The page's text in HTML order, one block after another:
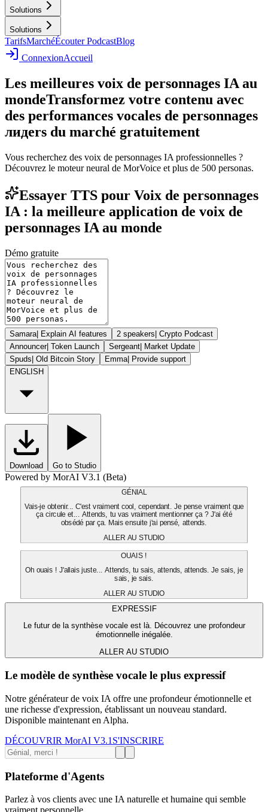
Solutions
Solutions
TarifsMarchéÉcouter PodcastBlog
ConnexionAccueil
Les meilleures voix de personnages IA au
mondeTransformez votre contenu avec
des performances vocales de personnages
лидеrs du marché gratuitement
Vous recherchez des voix de personnages IA professionnelles ?
Découvrez le moteur neural de MorVoice et plus de 500 personas.
Essayer TTS pour Voix de personnages
IA : la meilleure application de voix de
personnages IA au monde
Démo gratuite
Samara| Explain AI features 2 speakers| Crypto Podcast
Announcer| Token Launch Sergeant| Market Update
Spuds| Old Bitcoin Story Emma| Provide support
ENGLISH
Download Go to Studio
Powered by MorAI V3.1 (Beta)
GÉNIAL
Vais-je obtenir... C'est vraiment cool, cependant. Je pense vraiment que
ça circule et... Attends, tu vas vraiment mentionner ça ? J'ai été
obsédé par ça. Mais ensuite j'ai pensé, attends.
ALLER AU STUDIO
OUAIS !
Oh ouais ! J'allais juste... Attends, tu sais, attends, attends. Je sais, je
sais, je sais.
ALLER AU STUDIO
EXPRESSIF
Le futur de la synthèse vocale est là. Découvrez une profondeur
émotionnelle inégalée.
ALLER AU STUDIO
Le modèle de synthèse vocale le plus expressif
Notre générateur de voix IA offre une profondeur émotionnelle et
une richesse d'expression, établissant un nouveau standard.
Disponible maintenant en Alpha.
DÉCOUVRIR MorAI V3.1 S'INSCRIRE
Plateforme d'Agents
Parlez à vos clients avec une IA naturelle et humaine qui semble